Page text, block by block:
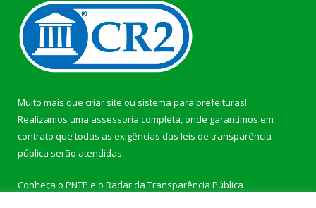
Muito mais que criar site ou sistema para prefeituras!
Realizamos uma assessoria completa, onde garantimos em
contrato que todas as exigências das leis de transparência
pública serão atendidas.
Conheça o PNTP e o Radar da Transparência Pública